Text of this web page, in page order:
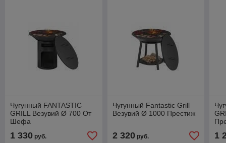
Чугунный FANTASTIC
GRILL Везувий Ø 700 От
Шефа
1 330 руб.
Чугунный Fantastic Grill
Везувий Ø 1000 Престиж
2 320руб. 1